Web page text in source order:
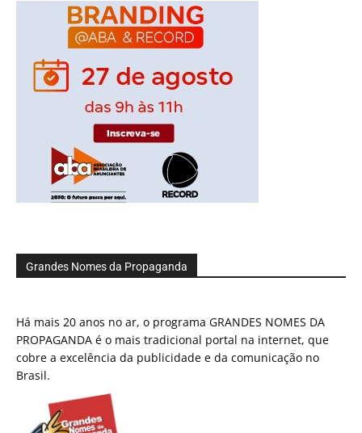
Grandes Nomes da Propaganda
Há mais 20 anos no ar, o programa GRANDES NOMES DA
PROPAGANDA é o mais tradicional portal na internet, que
cobre a excelência da publicidade e da comunicação no
Brasil.